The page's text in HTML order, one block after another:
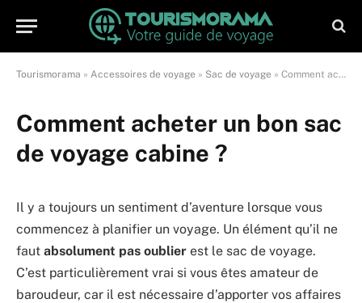
Tourismorama » Accessoires de voyage » Sac de voyage » Comment acheter un bon sac de voyage cabine ?
Comment acheter un bon sac
de voyage cabine ?
Il y a toujours un sentiment d’aventure lorsque vous
commencez à planifier un voyage. Un élément qu’il ne
faut absolument pas oublier est le sac de voyage.
C’est particulièrement vrai si vous êtes amateur de
baroudeur, car il est nécessaire d’apporter vos affaires